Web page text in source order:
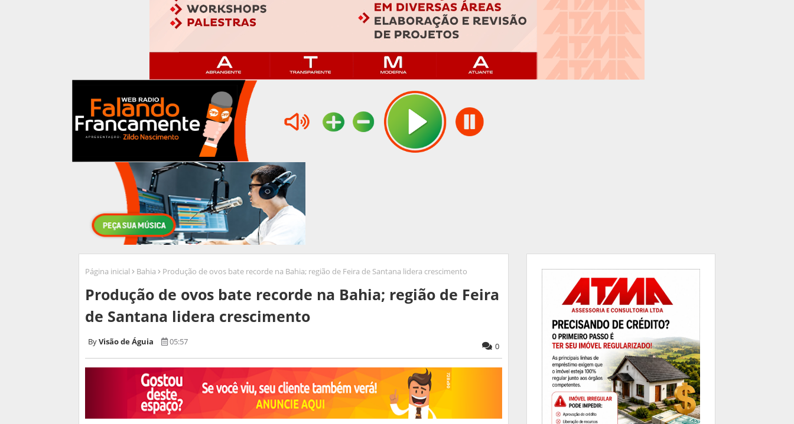
Página inicial Bahia Produção de ovos bate recorde na Bahia; região de Feira de Santana lidera crescimento
Produção de ovos bate recorde na Bahia; região de Feira
de Santana lidera crescimento
Visão de Águia 05:57 0